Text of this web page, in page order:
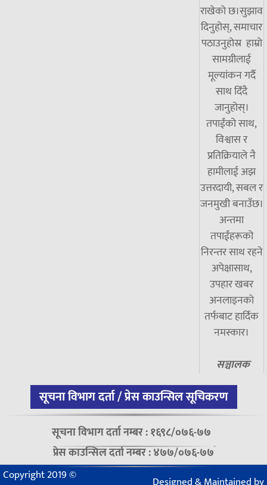
राखेको छ।सुझाव
दिनुहोस्, समाचार
पठाउनुहोस्र हाम्रो
सामग्रीलाई
मूल्यांकन गर्दै
साथ दिँदै
जानुहोस्।
तपाईंको साथ,
विश्वास र
प्रतिक्रियाले नै
हामीलाई अझ
उत्तरदायी, सबल र
जनमुखी बनाउँछ।
अन्तमा
तपाईंहरूको
निरन्तर साथ रहने
अपेक्षासाथ,
उपहार खबर
अनलाइनको
तर्फबाट हार्दिक
नमस्कार।
सञ्चालक
सूचना विभाग दर्ता / प्रेस काउन्सिल सूचिकरण
सूचना विभाग दर्ता नम्बर : १६९८/०७६-७७
प्रेस काउन्सिल दर्ता नम्बर : ४७७/०७६-७७
Copyright 2019 ©